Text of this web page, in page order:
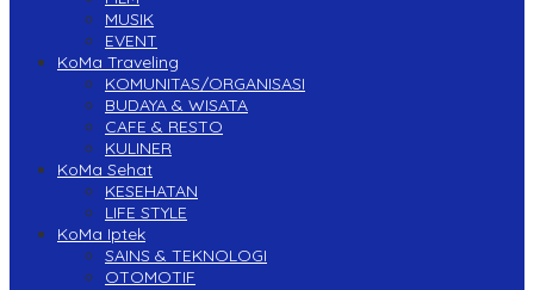
MUSIK
EVENT
KoMa Traveling
KOMUNITAS/ORGANISASI
BUDAYA & WISATA
CAFE & RESTO
KULINER
KoMa Sehat
KESEHATAN
LIFE STYLE
KoMa Iptek
SAINS & TEKNOLOGI
OTOMOTIF